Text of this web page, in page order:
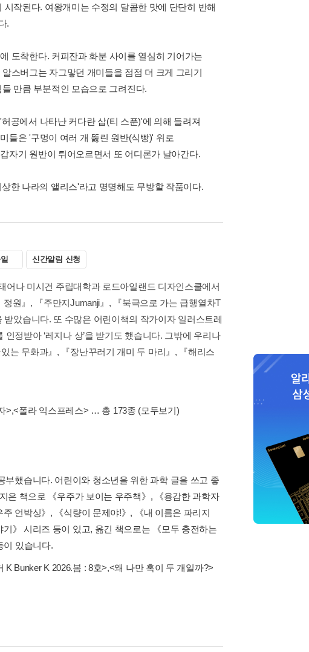
작된다. 여왕개미는 수정의 달콤한 맛에 단단히 반해
.
도착한다. 커피잔과 화분 사이를 열심히 기어가는
스버그는 자그맣던 개미들을 점점 더 크게 그리기
만큼 부분적인 모습으로 그려진다.
공에서 나타난 커다란 삽(티 스푼)'에 의해 들려져
들은 '구멍이 여러 개 뚫린 원반(식빵)' 위로
자기 원반이 튀어오르면서 또 어디론가 날아간다.
한 나라의 앨리스'라고 명명해도 무방할 작품이다.
신간알림 신청
어나 미시건 주립대학과 로드아일랜드 디자인스쿨에서
원』, 『주만지Jumanji』, 『북극으로 가는 급행열차T
았습니다. 또 수많은 어린이책의 작가이자 일러스트레
정받아 ‘레지나 상’을 받기도 했습니다. 그밖에 우리나
는 무화과』, 『장난꾸러기 개미 두 마리』, 『해리스
>,<폴라 익스프레스> … 총 173종 (모두보기)
했습니다. 어린이와 청소년을 위한 과학 글을 쓰고 좋
은 책으로 《우주가 보이는 우주책》, 《용감한 과학자
언박싱》, 《식량이 문제야!》, 《내 이름은 파리지
》 시리즈 등이 있고, 옮긴 책으로는 《모두 충전하는
이 있습니다.
K Bunker K 2026.봄 : 8호>,<왜 나만 혹이 두 개일까?>